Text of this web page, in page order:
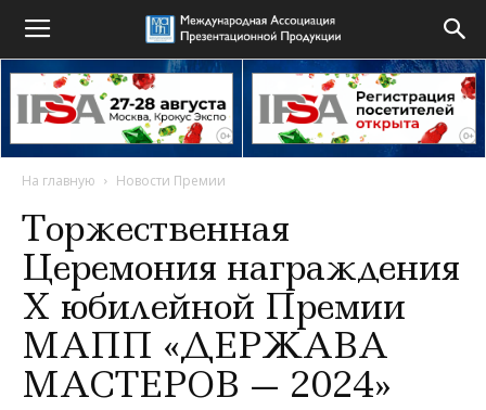
На главную Новости Премии
Торжественная
Церемония награждения
X юбилейной Премии
МАПП «ДЕРЖАВА
МАСТЕРОВ — 2024»